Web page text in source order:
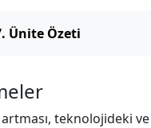
Ünite Özeti
artması, teknolojideki